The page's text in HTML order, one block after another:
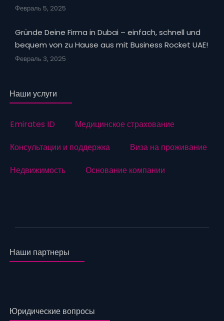
Февраль 5, 2025
Gründe Deine Firma in Dubai – einfach, schnell und
bequem von zu Hause aus mit Business Rocket UAE!
Февраль 3, 2025
Наши услуги
Emirates ID
Медицинское страхование
Консультации и поддержка
Виза на проживание
Недвижимость
Основание компании
Наши партнеры
Юридические вопросы